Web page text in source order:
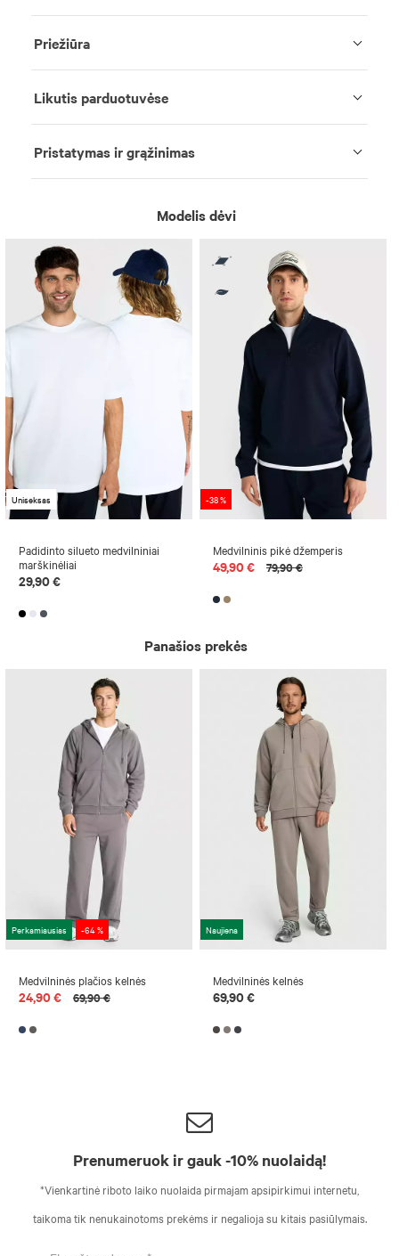
Priežiūra
Likutis parduotuvėse
Pristatymas ir grąžinimas
Modelis dėvi
Uniseksas
Padidinto silueto medvilniniai
marškinėliai
29,90 €
-38 %
Medvilninis pikė džemperis
49,90 € 79,90 €
Panašios prekės
Perkamiausias -64 %
Medvilninės plačios kelnės
24,90 € 69,90 €
Naujiena
Medvilninės kelnės
69,90 €
Prenumeruok ir gauk -10% nuolaidą!
*Vienkartinė riboto laiko nuolaida pirmajam apsipirkimui internetu,
taikoma tik nenukainotoms prekėms ir negalioja su kitais pasiūlymais.